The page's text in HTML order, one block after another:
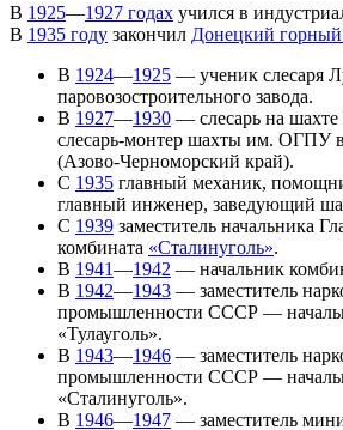
В 1925—1927 годах учился в
В 1935 году закончил Донецкий горный
В 1924—1925 — ученик слесаря
паровозостроительного завода.
В 1927—1930 — слесарь на
слесарь-монтер шахты им. ОГПУ в
(Азово-Черноморский край).
С 1935 главный механик,
главный инженер, заведующий
С 1939 заместитель начальника
комбината «Сталинуголь».
В 1941—1942 — начальник
В 1942—1943 — заместитель
промышленности СССР —
«Тулауголь».
В 1943—1946 — заместитель
промышленности СССР —
«Сталинуголь».
В 1946—1947 — заместитель